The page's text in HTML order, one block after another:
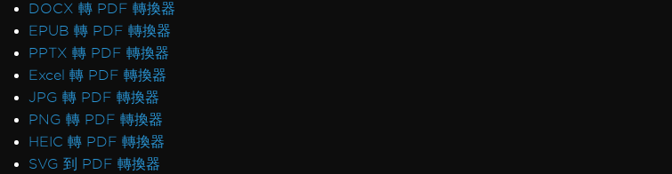
DOCX 轉 PDF 轉換器
EPUB 轉 PDF 轉換器
PPTX 轉 PDF 轉換器
Excel 轉 PDF 轉換器
JPG 轉 PDF 轉換器
PNG 轉 PDF 轉換器
HEIC 轉 PDF 轉換器
SVG 到 PDF 轉換器